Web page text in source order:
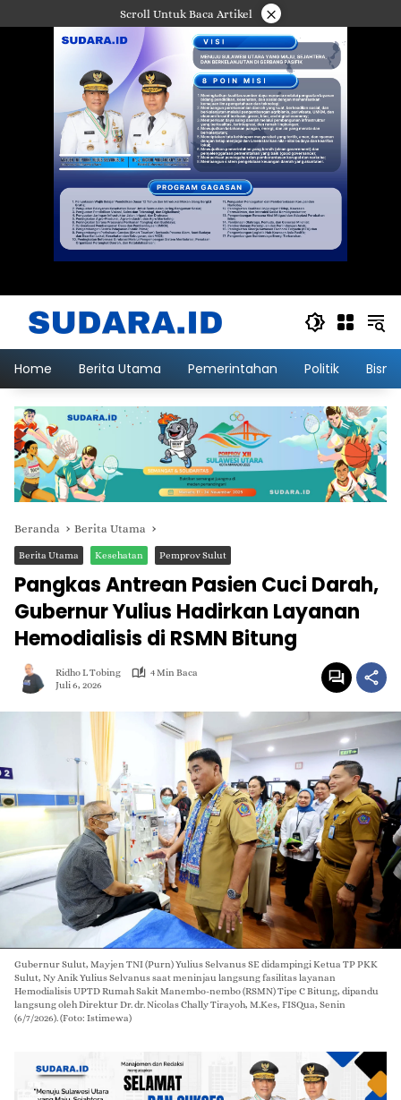
ke
Scroll Untuk Baca Artikel ×
Home Berita Utama Pemerintahan Politik
Beranda Berita Utama
Berita Utama Kesehatan Pemprov Sulut
Pangkas Antrean Pasien Cuci Darah,
Gubernur Yulius Hadirkan Layanan
Hemodialisis di RSMN Bitung
Ridho L Tobing
4 Min Baca
Juli 6, 2026
Gubernur Sulut, Mayjen TNI (Purn) Yulius Selvanus SE didampingi Ketua TP PKK
Sulut, Ny Anik Yulius Selvanus saat meninjau langsung fasilitas layanan
Hemodialisis UPTD Rumah Sakit Manembo-nembo (RSMN) Tipe C Bitung, dipandu
langsung oleh Direktur Dr. dr. Nicolas Chally Tirayoh, M.Kes, FISQua, Senin
(6/7/2026). (Foto: Istimewa)